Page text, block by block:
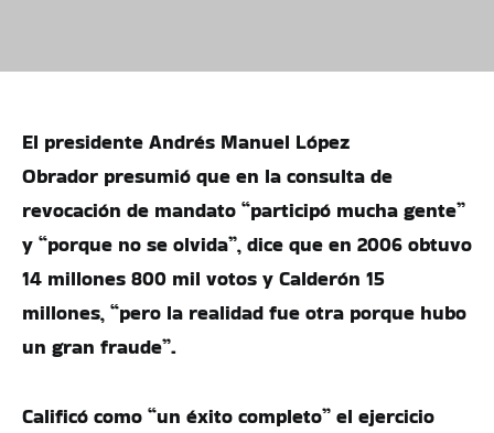
El presidente Andrés Manuel López
Obrador presumió que en la consulta de
revocación de mandato “participó mucha gente”
y “porque no se olvida”, dice que en 2006 obtuvo
14 millones 800 mil votos y Calderón 15
millones, “pero la realidad fue otra porque hubo
un gran fraude”.
Calificó como “un éxito completo” el ejercicio